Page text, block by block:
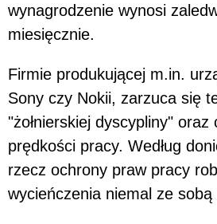
wynagrodzenie wynosi
miesięcznie.
Firmie produkującej m.in.
Sony czy Nokii, zarzuca się
"żołnierskiej dyscypliny" oraz
prędkości pracy. Według
rzecz ochrony praw pracy
wycieńczenia niemal ze